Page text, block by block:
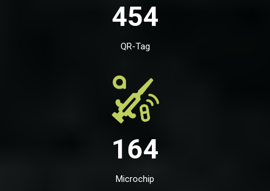
454
QR-Tag
164
Microchip